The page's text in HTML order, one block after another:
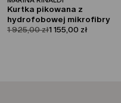
Kurtka pikowana z
hydrofobowej mikrofibry
product.price.original
1 925,00 złproduct.price.sale
1 155,00 zł